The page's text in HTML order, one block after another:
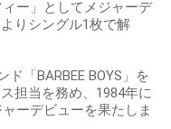
ー」としてメジャーデ
りシングル1枚で解
「BARBEE BOYS」を
担当を務め、1984年に
ーデビューを果たしま